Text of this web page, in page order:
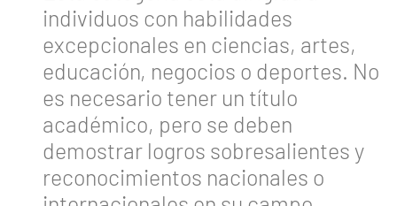
individuos con habilidades
excepcionales en ciencias, artes,
educación, negocios o deportes. No
es necesario tener un título
académico, pero se deben
demostrar logros sobresalientes y
reconocimientos nacionales o